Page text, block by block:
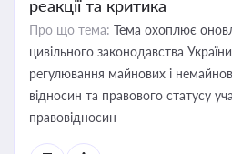
реакції та критика
Про що тема: Тема охоплює
цивільного законодавства
регулювання майнових і
відносин та правового статусу
правовідносин